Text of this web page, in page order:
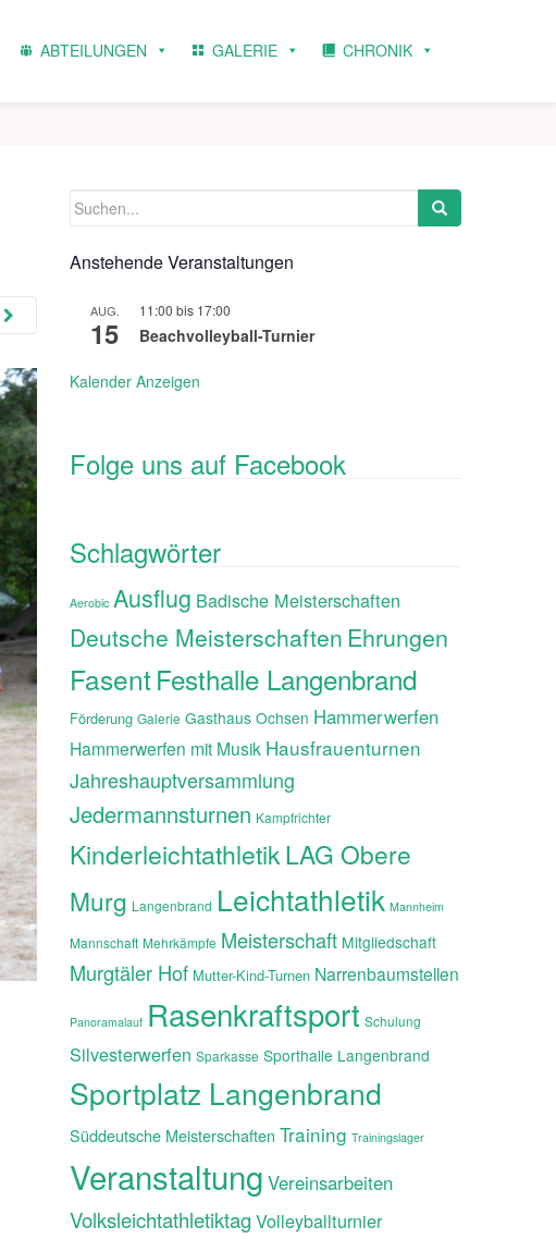
ABTEILUNGEN GALERIE CHRONIK
Suchen
Anstehende Veranstaltungen
AUG.
15
11:00 bis 17:00
Beachvolleyball-Turnier
Kalender Anzeigen
Folge uns auf Facebook
Schlagwörter
Aerobic Ausflug Badische Meisterschaften
Deutsche Meisterschaften Ehrungen
FasentFesthalle Langenbrand
Förderung Galerie Gasthaus Ochsen Hammerwerfen
Hammerwerfen mit Musik Hausfrauenturnen
Jahreshauptversammlung
Jedermannsturnen Kampfrichter
KinderleichtathletikLAG Obere
Murg Langenbrand Leichtathletik Mannheim
Mannschaft Mehrkämpfe Meisterschaft Mitgliedschaft
Murgtäler Hof Mutter-Kind-Turnen Narrenbaumstellen
Panoramalauf Rasenkraftsport Schulung
Silvesterwerfen Sparkasse Sporthalle Langenbrand
Sportplatz Langenbrand
Süddeutsche Meisterschaften Training Trainingslager
Veranstaltung Vereinsarbeiten
Volksleichtathletiktag Volleyballturnier